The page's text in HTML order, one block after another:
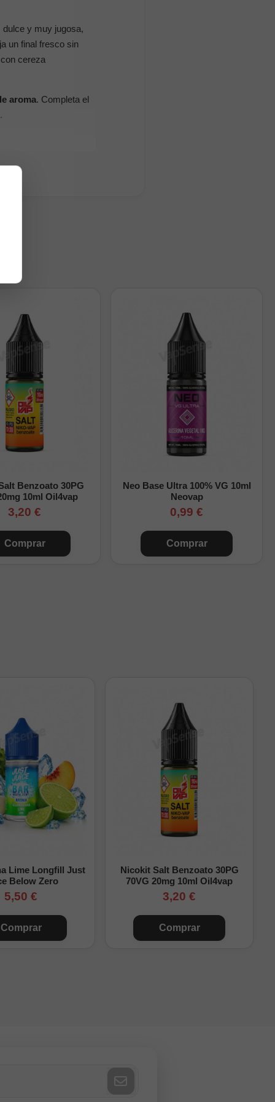
y muy jugosa,
un final fresco sin
cereza
aroma. Completa el
elegido. Después,
para revisar el
Benzoato 30PG
10ml Oil4vap
3,20 €
Comprar
Neo Base Ultra 100% VG 10ml
Neovap
0,99 €
Comprar
Lime Longfill Just
Below Zero
5,50 €
Comprar
Nicokit Salt Benzoato 30PG
70VG 20mg 10ml Oil4vap
3,20 €
Comprar